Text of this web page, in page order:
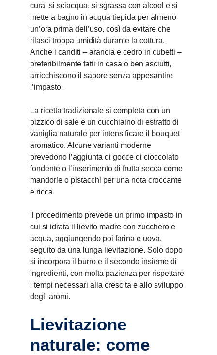
cura: si sciacqua, si sgrassa con alcool e si
mette a bagno in acqua tiepida per almeno
un’ora prima dell’uso, così da evitare che
rilasci troppa umidità durante la cottura.
Anche i canditi – arancia e cedro in cubetti –
preferibilmente fatti in casa o ben asciutti,
arricchiscono il sapore senza appesantire
l’impasto.
La ricetta tradizionale si completa con un
pizzico di sale e un cucchiaino di estratto di
vaniglia naturale per intensificare il bouquet
aromatico. Alcune varianti moderne
prevedono l’aggiunta di gocce di cioccolato
fondente o l’inserimento di frutta secca come
mandorle o pistacchi per una nota croccante
e ricca.
Il procedimento prevede un primo impasto in
cui si idrata il lievito madre con zucchero e
acqua, aggiungendo poi farina e uova,
seguito da una lunga lievitazione. Solo dopo
si incorpora il burro e il secondo insieme di
ingredienti, con molta pazienza per rispettare
i tempi necessari alla crescita e allo sviluppo
degli aromi.
Lievitazione
naturale: come